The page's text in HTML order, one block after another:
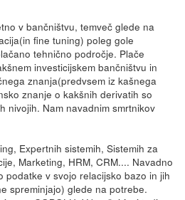
v bančništvu, temveč glede na
fine tuning) poleg gole
tehnično področje. Plače
investicijskem bančništvu in
znanja(predvsem iz kašnega
znanje o kakšnih derivatih so
nivojih. Nam navadnim smrtnikov
Expertnih sistemih, Sistemih za
Marketing, HRM, CRM.... Navadno
podatke v svojo relacijsko bazo in jih
spreminjajo) glede na potrebe.